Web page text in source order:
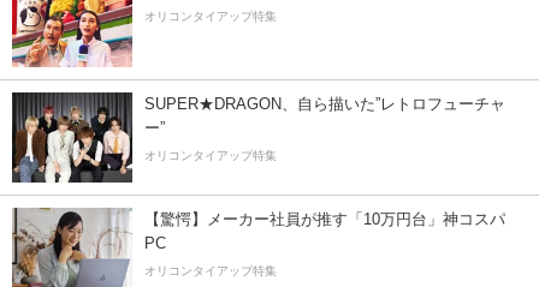
オリコンタイアップ特集
SUPER★DRAGON、自ら描いた”レトロフューチャ
ー”
オリコンタイアップ特集
【驚愕】メーカー社員が推す「10万円台」神コスパ
PC
オリコンタイアップ特集